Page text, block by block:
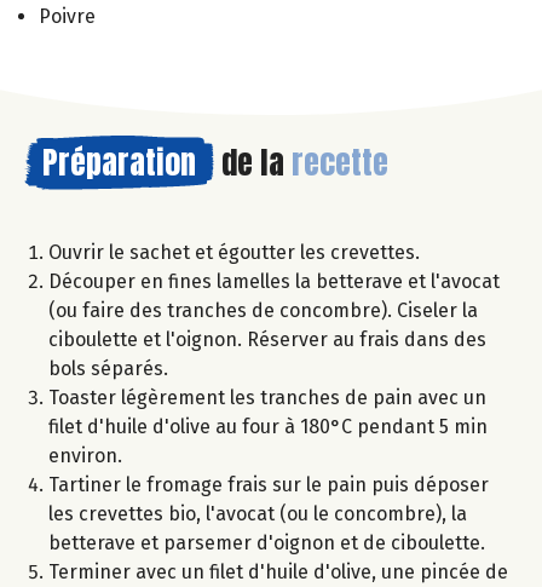
Poivre
Préparation de la recette
Ouvrir le sachet et égoutter les crevettes.
Découper en fines lamelles la betterave et l'avocat
(ou faire des tranches de concombre). Ciseler la
ciboulette et l'oignon. Réserver au frais dans des
bols séparés.
Toaster légèrement les tranches de pain avec un
filet d'huile d'olive au four à 180°C pendant 5 min
environ.
Tartiner le fromage frais sur le pain puis déposer
les crevettes bio, l'avocat (ou le concombre), la
betterave et parsemer d'oignon et de ciboulette.
Terminer avec un filet d'huile d'olive, une pincée de